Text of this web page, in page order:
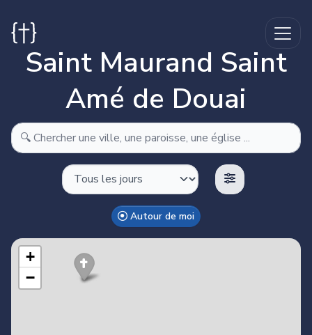
Saint Maurand Saint
Amé de Douai
Autour de moi
Make this Notebook Trusted to load map: File -> Trust